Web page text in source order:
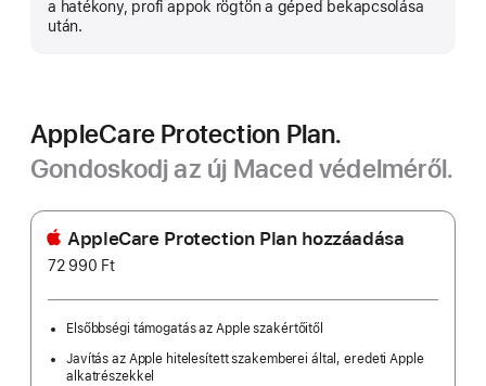
a hatékony, profi appok rögtön a géped bekapcsolása
után.
AppleCare Protection Plan.
Gondoskodj az új Maced védelméről.
AppleCare Protection Plan hozzáadása
72 990 Ft
Elsőbbségi támogatás az Apple szakértőitől
Javítás az Apple hitelesített szakemberei által, eredeti Apple
alkatrészekkel